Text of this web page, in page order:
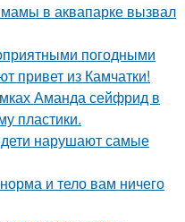
в аквапарке вызвал
погодными
привет из Камчатки!
Аманда сейфрид в
пластики.
нарушают самые
и тело вам ничего